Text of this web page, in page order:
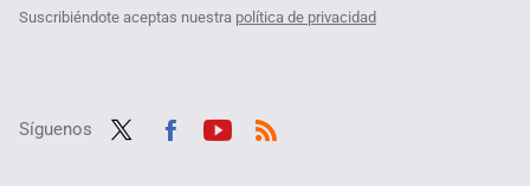
Suscribiéndote aceptas nuestra política de privacidad
Síguenos